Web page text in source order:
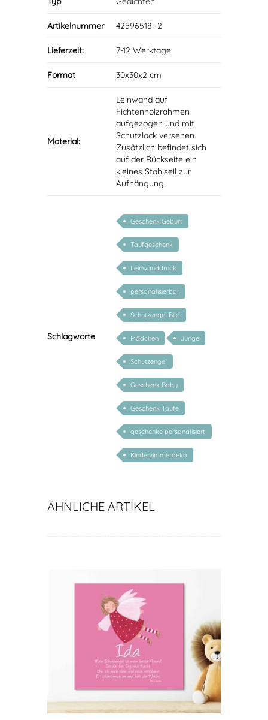
Artikelnummer 42596518 -2
Lieferzeit: 7-12 Werktage
Format 30x30x2 cm
Material:
Leinwand auf
Fichtenholzrahmen
aufgezogen und mit
Schutzlack versehen.
Zusätzlich befindet sich
auf der Rückseite ein
kleines Stahlseil zur
Aufhängung.
Schlagworte
Geschenk Geburt
Taufgeschenk
Leinwanddruck
personalisierbar
Schutzengel Bild
Mädchen Junge
Schutzengel
Geschenk Baby
Geschenk Taufe
geschenke personalisiert
kinder
Kinderzimmerdeko
ÄHNLICHE ARTIKEL